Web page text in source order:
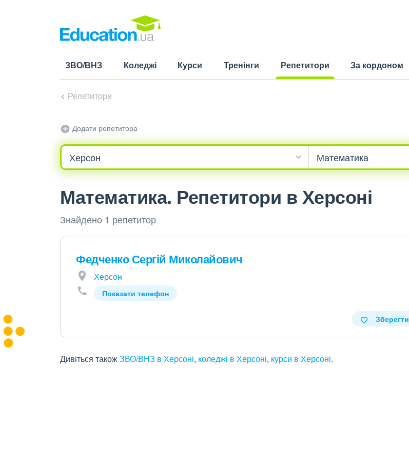
ЗВО/ВНЗ Коледжі Курси Тренінги
Репетитори
За кордоном
Репетитори
Додати репетитора
Математика. Репетитори в Херсоні
Знайдено 1 репетитор
Федченко Сергій Миколайович
Херсон
Показати телефон
Зберегти
Дивіться такожЗВО/ВНЗ в Херсоні, коледжі в Херсоні, курси в Херсоні.